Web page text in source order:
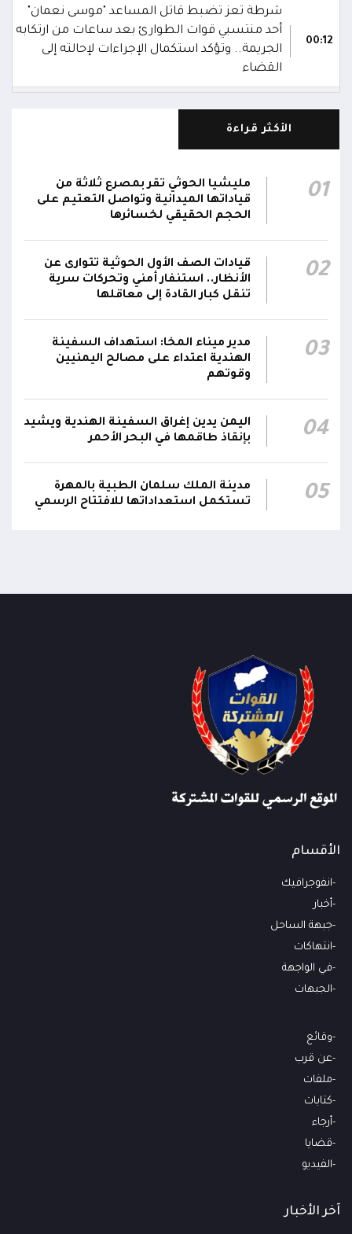
00:12
شرطة تعز تضبط قاتل المساعد "موسى نعمان"
أحد منتسبي قوات الطوارئ بعد ساعات من ارتكابه
الجريمة.. وتؤكد استكمال الإجراءات لإحالته إلى
القضاء
وتجهيز 11 منشأة صحية في لحج والضالع
22:01
الحوثيون يزعمون استهداف ثاني ناقلة نفط
سعودية خلال 24 ساعة بصاروخ باليستي في خليج
21:45
الانتهاء وإمدادات الغاز ستعود تدريجياً لتغطية
احتياجات كافة المحافظات
21:18
رئيس مجلس القيادة يُصدر قراراً بتعيين يحيى
محمد كزمان وكيلاً لقطاع الأمن الداخلي، وأحمد
سعد السقطري وكيلاً لقطاع الأمن الخارجي؛ في
الجهاز المركزي لأمن الدولة
الأكثر قراءة
01
مليشيا الحوثي تقر بمصرع ثلاثة من
قياداتها الميدانية وتواصل التعتيم على
الحجم الحقيقي لخسائرها
02
قيادات الصف الأول الحوثية تتوارى عن
الأنظار.. استنفار أمني وتحركات سرية
تنقل كبار القادة إلى معاقلها
03
مدير ميناء المخا: استهداف السفينة
الهندية اعتداء على مصالح اليمنيين
وقوتهم
04
اليمن يدين إغراق السفينة الهندية ويشيد
بإنقاذ طاقمها في البحر الأحمر
05
مدينة الملك سلمان الطبية بالمهرة
تستكمل استعداداتها للافتتاح الرسمي
الأقسام
انفوجرافيك
أخبار
جبهة الساحل
انتهاكات
في الواجهة
الجبهات
وقائع
عن قرب
ملفات
كتابات
أرجاء
قضايا
الفيديو
آخر الأخبار